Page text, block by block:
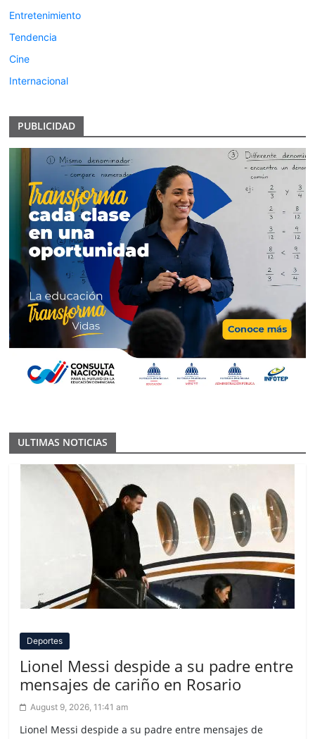
Entretenimiento
Tendencia
Cine
Internacional
PUBLICIDAD
ULTIMAS NOTICIAS
Deportes
Lionel Messi despide a su padre entre
mensajes de cariño en Rosario
August 9, 2026, 11:41 am
Lionel Messi despide a su padre entre mensajes de